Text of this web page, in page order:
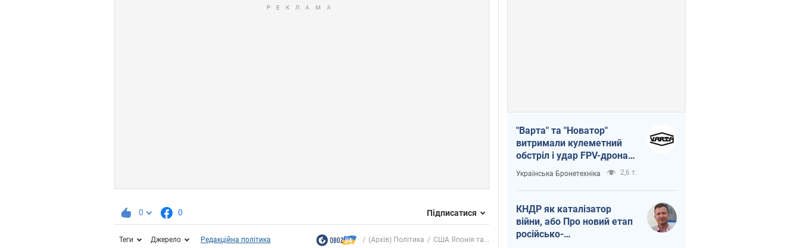
0 0 Підписатися
Теги Джерело Редакційна політика (Архів) Політика США Японія та...
"Варта" та "Новатор"
витримали кулеметний
обстріл і удар FPV-дрона,
врятувавши життя
офіцеру ЗСУ
Українська Бронетехніка 2,6 т.
КНДР як каталізатор
війни, або Про новий етап
російсько-